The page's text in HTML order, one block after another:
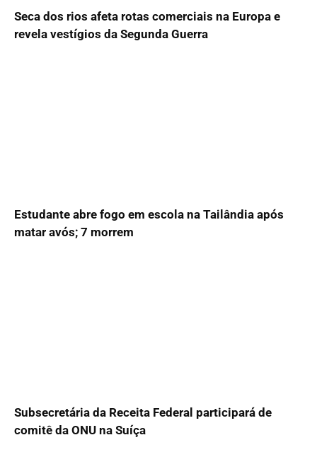
Seca dos rios afeta rotas comerciais na Europa e
revela vestígios da Segunda Guerra
Estudante abre fogo em escola na Tailândia após
matar avós; 7 morrem
Subsecretária da Receita Federal participará de
comitê da ONU na Suíça